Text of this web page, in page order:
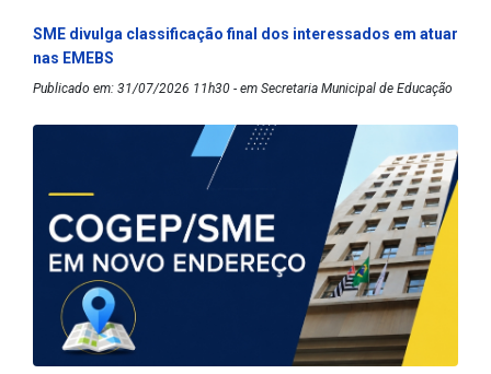
SME divulga classificação final dos interessados em atuar
nas EMEBS
Publicado em: 31/07/2026 11h30 - em Secretaria Municipal de Educação